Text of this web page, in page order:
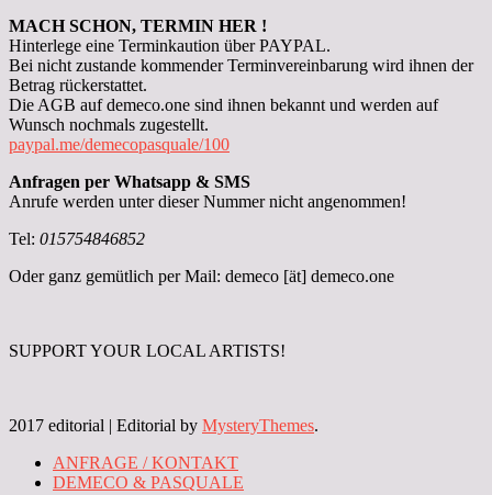
MACH SCHON, TERMIN HER !
Hinterlege eine Terminkaution über PAYPAL.
Bei nicht zustande kommender Terminvereinbarung wird ihnen der
Betrag rückerstattet.
Die AGB auf demeco.one sind ihnen bekannt und werden auf
Wunsch nochmals zugestellt.
paypal.me/demecopasquale/100
Anfragen per Whatsapp & SMS
Anrufe werden unter dieser Nummer nicht angenommen!
Tel: 015754846852
Oder ganz gemütlich per Mail: demeco [ät] demeco.one
SUPPORT YOUR LOCAL ARTISTS!
2017 editorial | Editorial by MysteryThemes.
ANFRAGE / KONTAKT
DEMECO & PASQUALE